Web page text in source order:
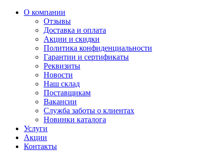
О компании
Отзывы
Доставка и оплата
Акции и скидки
Политика конфиденциальности
Гарантии и сертификаты
Реквизиты
Новости
Наш склад
Поставщикам
Вакансии
Служба заботы о клиентах
Новинки каталога
Услуги
Акции
Контакты